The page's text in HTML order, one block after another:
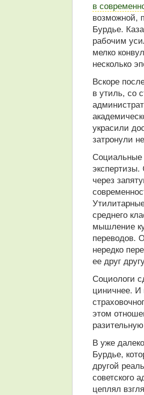
в
возможной,
Бурдье.
рабочим
мелко
несколько
Вскоре
в утиль, со
украсили
затронули
Социальные
экспертизы.
через
среднего
мышление
переводов.
нередко
ее друг
Социологи
циничнее. И
этом
В уже
Бурдье,
другой
советского
цеплял